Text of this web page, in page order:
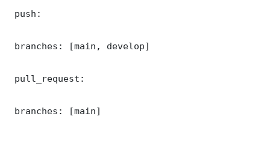
push:
branches: [main, develop]
pull_request:
branches: [main]